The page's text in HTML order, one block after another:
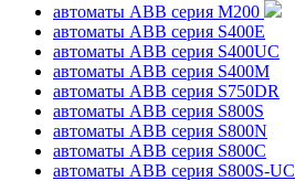
автоматы ABB серия M200
автоматы ABB серия S400E
автоматы ABB серия S400UC
автоматы ABB серия S400M
автоматы ABB серия S750DR
автоматы ABB серия S800S
автоматы ABB серия S800N
автоматы ABB серия S800C
автоматы ABB серия S800S-UC